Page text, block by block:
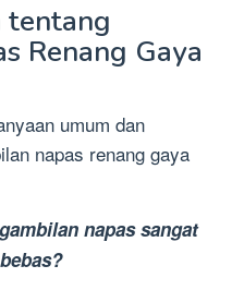
tentang
Renang Gaya
umum dan
napas renang gaya
napas sangat